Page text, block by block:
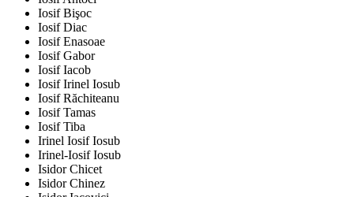
Iosif Bişoc
Iosif Diac
Iosif Enasoae
Iosif Gabor
Iosif Iacob
Iosif Irinel Iosub
Iosif Răchiteanu
Iosif Tamas
Iosif Tiba
Irinel Iosif Iosub
Irinel-Iosif Iosub
Isidor Chicet
Isidor Chinez